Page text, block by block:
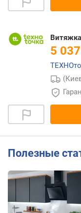
5 037
Полезные